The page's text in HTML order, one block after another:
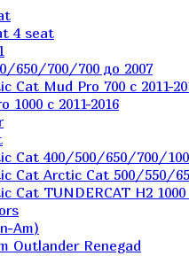
4 seat
650/700/700 до 2007
Mud Pro 700 с 2011-
c 2011-2016
Cat 400/500/650/700/
Cat Arctic Cat 500/550/
TUNDERCAT H2 1000
Am)
Outlander Renegad